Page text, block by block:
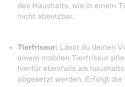
des Haushalts, wie in einem
nicht absetzbar.
Tierfriseur: Lässt du deinen
einem mobilen Tierfriseur
hierfür ebenfalls als
abgesetzt werden. Erfolgt die